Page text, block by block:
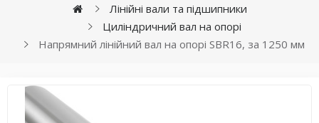
Лінійні вали та підшипники
Циліндричний вал на опорі
Напрямний лінійний вал на опорі SBR16, за 1250 мм